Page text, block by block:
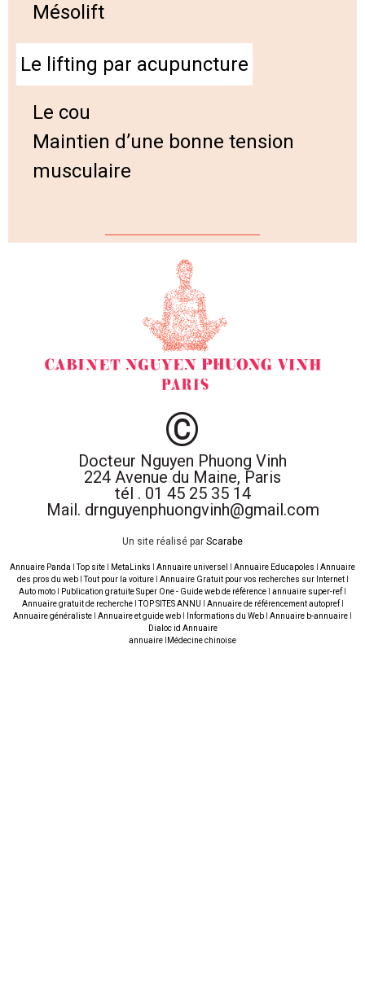
Mésolift
Le lifting par acupuncture
Le cou
Maintien d’une bonne tension
musculaire
©
Docteur Nguyen Phuong Vinh
224 Avenue du Maine, Paris
tél . 01 45 25 35 14
Mail. drnguyenphuongvinh@gmail.com
Un site réalisé par Scarabe
Annuaire Panda ITop site MetaLinks Annuaire universel Annuaire Educapoles
Annuaire
des pros du webITout pour la voitureI Annuaire Gratuit pour vos recherches sur InternetI
Auto moto
Publication gratuite Super One - Guide web de référence annuaire super-ref
Annuaire gratuit de rechercheITOP SITES ANNU Annuaire de référencement autoprefI
Annuaire généraliste
Annuaire et guide web Informations du Web Annuaire b-annuaire
Dialoc id Annuaire
annuaire
Médecine chinoise